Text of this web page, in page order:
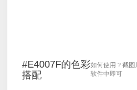
#E4007F的色彩
搭配
如何使用？截
软件中即可